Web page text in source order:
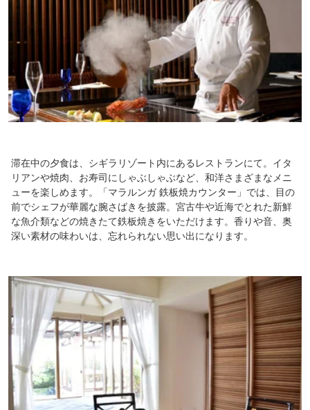
滞在中の夕食は、シギラリゾート内にあるレストランにて。イタ
リアンや焼肉、お寿司にしゃぶしゃぶなど、和洋さまざまなメニ
ューを楽しめます。「マラルンガ 鉄板焼カウンター」では、目の
前でシェフが華麗な腕さばきを披露。宮古牛や近海でとれた新鮮
な魚介類などの焼きたて鉄板焼きをいただけます。香りや音、奥
深い素材の味わいは、忘れられない思い出になります。